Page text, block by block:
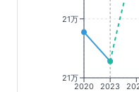
2020 2023
21万
21万